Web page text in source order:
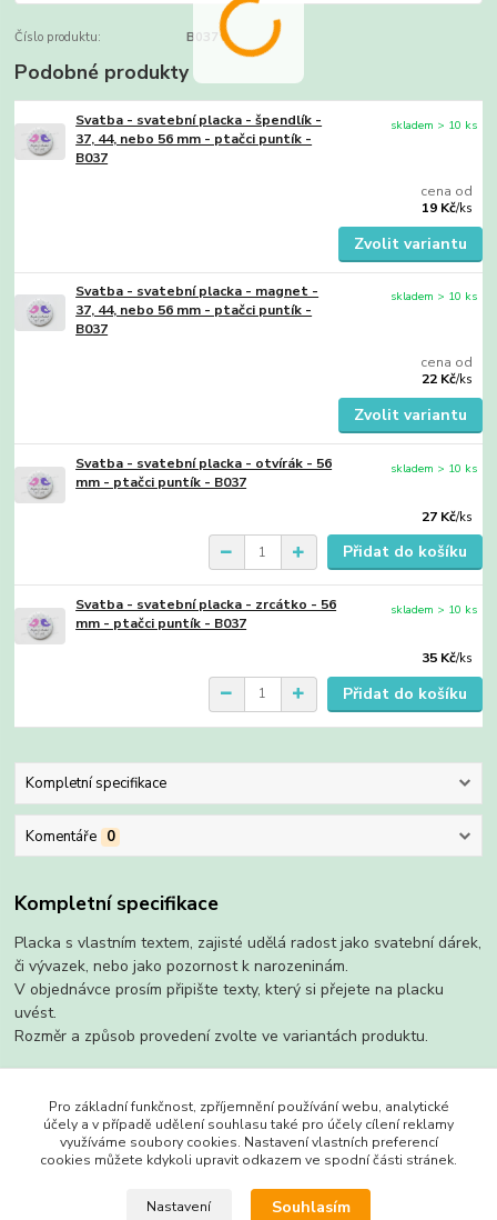
Číslo produktu: B037
Podobné produkty
Svatba - svatební placka - špendlík -
37, 44, nebo 56 mm - ptačci puntík -
B037
cena od
19 Kč/ks
skladem > 10 ks
Zvolit variantu
Svatba - svatební placka - magnet -
37, 44, nebo 56 mm - ptačci puntík -
B037
cena od
22 Kč/ks
skladem > 10 ks
Zvolit variantu
Svatba - svatební placka - otvírák - 56
mm - ptačci puntík - B037
27 Kč/ks
skladem > 10 ks
Přidat do košíku
Svatba - svatební placka - zrcátko - 56
mm - ptačci puntík - B037
35 Kč/ks
skladem > 10 ks
Přidat do košíku
Kompletní specifikace
Komentáře 0
Kompletní specifikace
Placka s vlastním textem, zajisté udělá radost jako svatební dárek,
či vývazek, nebo jako pozornost k narozeninám.
V objednávce prosím připište texty, který si přejete na placku
uvést.
Rozměr a způsob provedení zvolte ve variantách produktu.
Zboží zařazeno v kategoriích
Pro základní funkčnost, zpříjemnění používání webu, analytické
účely a v případě udělení souhlasu také pro účely cílení reklamy
využíváme soubory cookies. Nastavení vlastních preferencí
cookies můžete kdykoli upravit odkazem ve spodní části stránek.
Nastavení Souhlasím